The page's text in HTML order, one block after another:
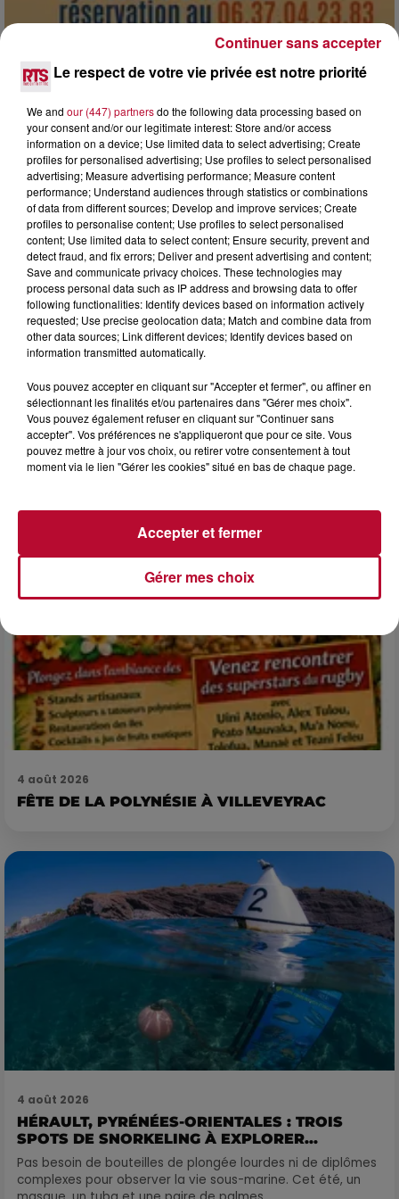
7 août 2026
DINER CONCERT À LA MJC DE MARSEILLAN
6 août 2026
NÎMES : « LE RÊVE DU GLADIATEUR » INVESTIT
LES ARÈNES CES 3...
Après un franc succès l'été dernier, le spectacle « Le Rêve
du gladiateur » revient illuminer l'amphithéâtre romain les 6,
4 août 2026
FÊTE DE LA POLYNÉSIE À VILLEVEYRAC
4 août 2026
HÉRAULT, PYRÉNÉES-ORIENTALES : TROIS
SPOTS DE SNORKELING À EXPLORER...
Pas besoin de bouteilles de plongée lourdes ni de diplômes
complexes pour observer la vie sous-marine. Cet été, un
Le respect de votre vie privée est notre priorité
We and our (447) partnersdo the following data processing based on
your consent and/or our legitimate interest: Store and/or access
information on a device; Use limited data to select advertising; Create
profiles for personalised advertising; Use profiles to select personalised
advertising; Measure advertising performance; Measure content
performance; Understand audiences through statistics or combinations
of data from different sources; Develop and improve services; Create
profiles to personalise content; Use profiles to select personalised
content; Use limited data to select content; Ensure security, prevent and
detect fraud, and fix errors; Deliver and present advertising and content;
Save and communicate privacy choices. These technologies may
process personal data such as IP address and browsing data to offer
following functionalities: Identify devices based on information actively
requested; Use precise geolocation data; Match and combine data from
other data sources; Link different devices; Identify devices based on
information transmitted automatically.
Vous pouvez accepter en cliquant sur "Accepter et fermer", ou affiner en
sélectionnant les finalités et/ou partenaires dans "Gérer mes choix".
Vous pouvez également refuser en cliquant sur "Continuer sans
accepter". Vos préférences ne s'appliqueront que pour ce site. Vous
pouvez mettre à jour vos choix, ou retirer votre consentement à tout
moment via le lien "Gérer les cookies" situé en bas de chaque page.
Gérer mes choix
Accepter et fermer
Continuer sans accepter